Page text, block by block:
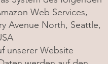
Web Services,
Avenue North, Seattle,
unserer Website